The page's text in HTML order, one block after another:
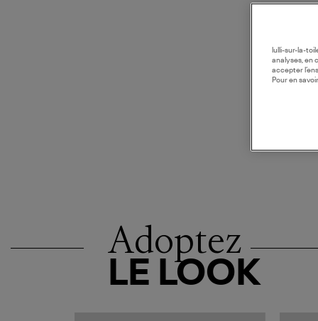
Adoptez
LE LOOK
lulli-sur-la-
analyses, en
accepter
Pour en